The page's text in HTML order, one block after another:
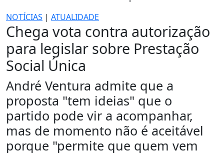
NOTÍCIAS | ATUALIDADE
Chega vota contra autorização
para legislar sobre Prestação
Social Única
André Ventura admite que a
proposta "tem ideias" que o
partido pode vir a acompanhar,
mas de momento não é aceitável
porque "permite que quem vem